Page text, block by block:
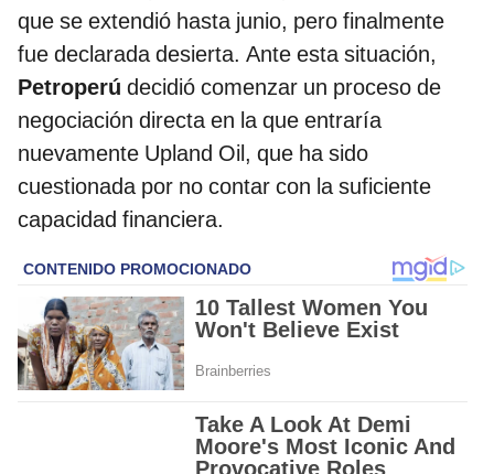
que se extendió hasta junio, pero finalmente
fue declarada desierta. Ante esta situación,
Petroperú decidió comenzar un proceso de
negociación directa en la que entraría
nuevamente Upland Oil, que ha sido
cuestionada por no contar con la suficiente
capacidad financiera.